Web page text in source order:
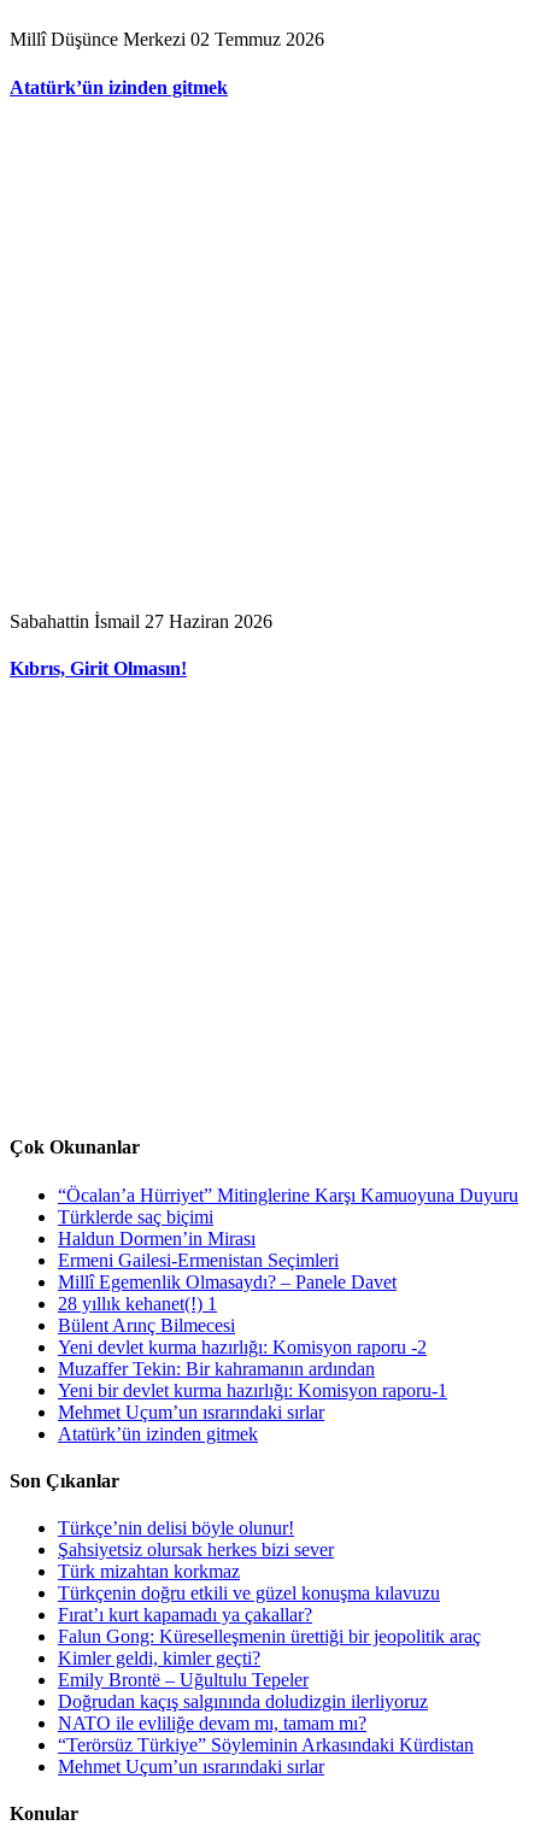
Millî Düşünce Merkezi 02 Temmuz 2026
Atatürk’ün izinden gitmek
Sabahattin İsmail 27 Haziran 2026
Kıbrıs, Girit Olmasın!
Çok Okunanlar
“Öcalan’a Hürriyet” Mitinglerine Karşı Kamuoyuna Duyuru
Türklerde saç biçimi
Haldun Dormen’in Mirası
Ermeni Gailesi-Ermenistan Seçimleri
Millî Egemenlik Olmasaydı? – Panele Davet
28 yıllık kehanet(!) 1
Bülent Arınç Bilmecesi
Yeni devlet kurma hazırlığı: Komisyon raporu -2
Muzaffer Tekin: Bir kahramanın ardından
Yeni bir devlet kurma hazırlığı: Komisyon raporu-1
Mehmet Uçum’un ısrarındaki sırlar
Atatürk’ün izinden gitmek
Son Çıkanlar
Türkçe’nin delisi böyle olunur!
Şahsiyetsiz olursak herkes bizi sever
Türk mizahtan korkmaz
Türkçenin doğru etkili ve güzel konuşma kılavuzu
Fırat’ı kurt kapamadı ya çakallar?
Falun Gong: Küreselleşmenin ürettiği bir jeopolitik araç
Kimler geldi, kimler geçti?
Emily Brontë – Uğultulu Tepeler
Doğrudan kaçış salgınında doludizgin ilerliyoruz
NATO ile evliliğe devam mı, tamam mı?
“Terörsüz Türkiye” Söyleminin Arkasındaki Kürdistan
Mehmet Uçum’un ısrarındaki sırlar
Konular